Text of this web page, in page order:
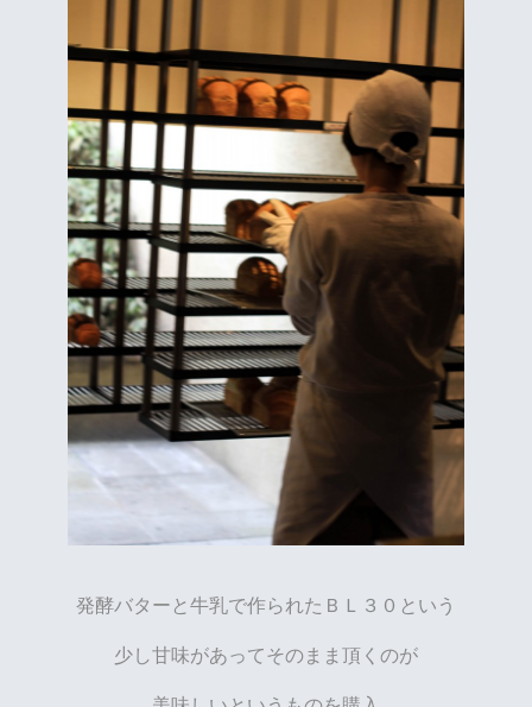
発酵バターと牛乳で作られたＢＬ３０という
少し甘味があってそのまま頂くのが